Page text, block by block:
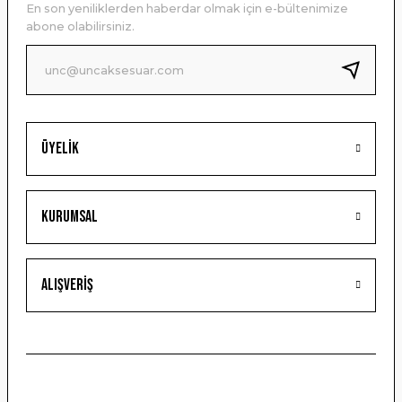
Ürün bilgilerinde hatalar bulunuyor.
Ürün fiyatı diğer sitelerden daha pahalı.
Bu ürüne benzer farklı alternatifler olmalı.
Gönder
Üyelik
Kurumsal
Alışveriş
En son yeniliklerden haberdar olmak için e-bültenimize
abone olabilirsiniz.